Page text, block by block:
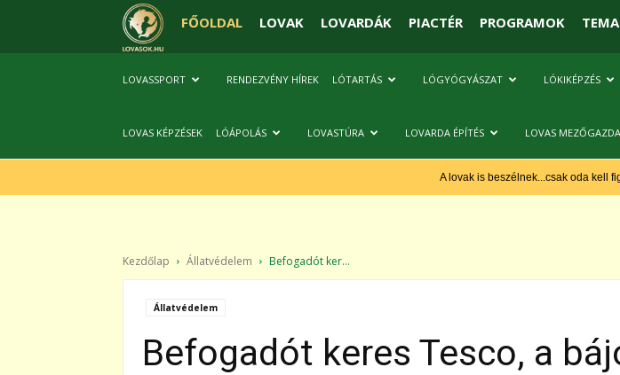
FŐOLDAL LOVAK LOVARDÁK PIACTÉR PROGRAMOK
LOVASSPORT RENDEZVÉNY HÍREK LÓTARTÁS LÓGYÓGYÁSZAT LÓKIKÉPZÉS
LOVAS KÉPZÉSEK LÓÁPOLÁS LOVASTÚRA LOVARDA ÉPÍTÉS LOVAS
A lovak is beszélnek...csak oda kell
Kezdőlap Állatvédelem Befogadót ker...
Állatvédelem
Befogadót keres Tesco, a